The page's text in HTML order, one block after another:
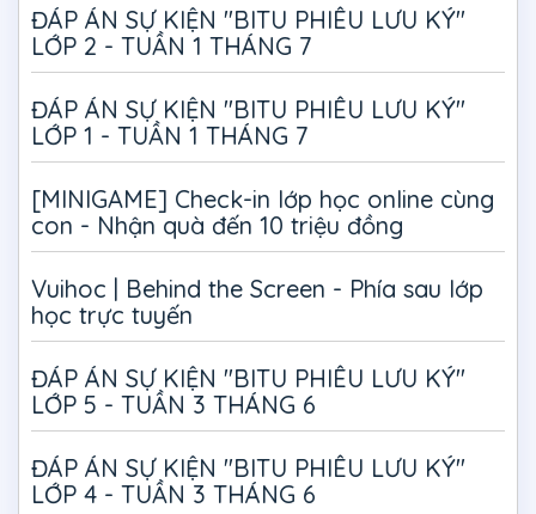
ĐÁP ÁN SỰ KIỆN "BITU PHIÊU LƯU KÝ"
LỚP 2 - TUẦN 1 THÁNG 7
ĐÁP ÁN SỰ KIỆN "BITU PHIÊU LƯU KÝ"
LỚP 1 - TUẦN 1 THÁNG 7
[MINIGAME] Check-in lớp học online cùng
con - Nhận quà đến 10 triệu đồng
Vuihoc | Behind the Screen - Phía sau lớp
học trực tuyến
ĐÁP ÁN SỰ KIỆN "BITU PHIÊU LƯU KÝ"
LỚP 5 - TUẦN 3 THÁNG 6
ĐÁP ÁN SỰ KIỆN "BITU PHIÊU LƯU KÝ"
LỚP 4 - TUẦN 3 THÁNG 6